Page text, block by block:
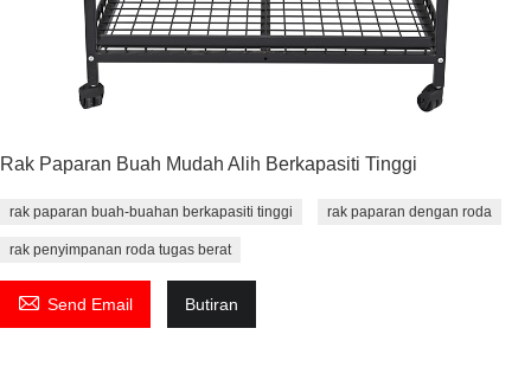
Rak Paparan Buah Mudah Alih Berkapasiti Tinggi
rak paparan buah-buahan berkapasiti tinggi rak paparan dengan roda
rak penyimpanan roda tugas berat
 Send Email Butiran